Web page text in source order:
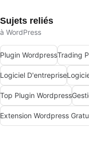
Sujets reliés
à WordPress
Plugin WordpressTrading
Logiciel D'entreprise
Top Plugin Wordpress
Extension Wordpress